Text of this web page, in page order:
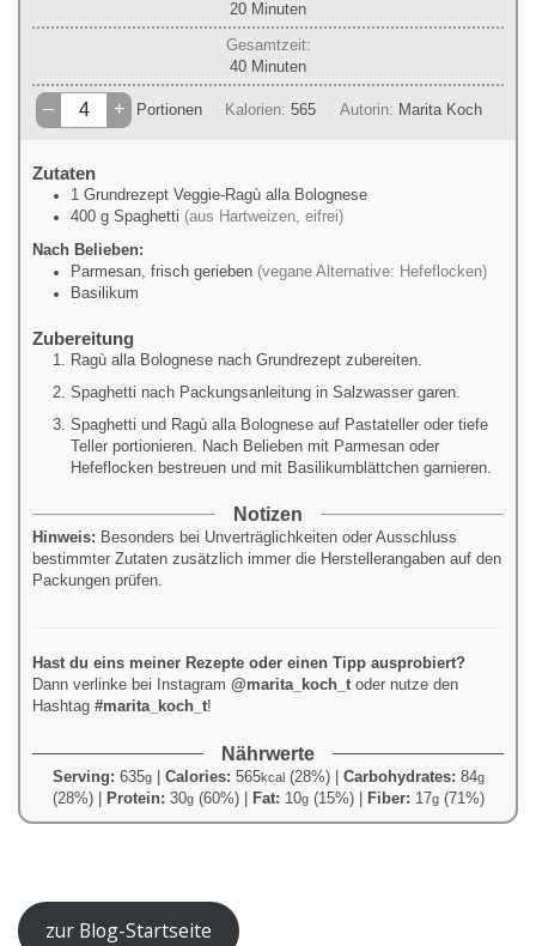
20Minuten
Minuten
Gesamtzeit:
40Minuten
Minuten
– + Portionen Kalorien:565 Autorin: Marita Koch
Zutaten
1 Grundrezept Veggie-Ragù alla Bolognese
400 g Spaghetti (aus Hartweizen, eifrei)
Nach Belieben:
Parmesan, frisch gerieben (vegane Alternative: Hefeflocken)
Basilikum
Zubereitung
Ragù alla Bolognese nach Grundrezept zubereiten.
Spaghetti nach Packungsanleitung in Salzwasser garen.
Spaghetti und Ragù alla Bolognese auf Pastateller oder tiefe
Teller portionieren. Nach Belieben mit Parmesan oder
Hefeflocken bestreuen und mit Basilikumblättchen garnieren.
Notizen
Hinweis: Besonders bei Unverträglichkeiten oder Ausschluss
bestimmter Zutaten zusätzlich immer die Herstellerangaben auf den
Packungen prüfen.
Hast du eins meiner Rezepte oder einen Tipp ausprobiert?
Dann verlinke bei Instagram @marita_koch_t oder nutze den
Hashtag #marita_koch_t!
Nährwerte
Serving: 635g| Calories: 565kcal(28%)| Carbohydrates: 84g
(28%)| Protein: 30g(60%)| Fat: 10g(15%)| Fiber: 17g(71%)
zur Blog-Startseite